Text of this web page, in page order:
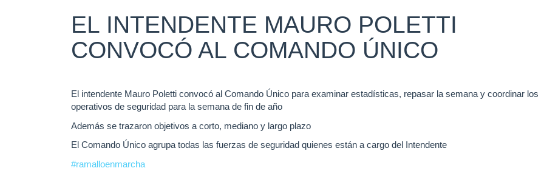
EL INTENDENTE MAURO POLETTI
CONVOCÓ AL COMANDO ÚNICO
El intendente Mauro Poletti convocó al Comando Único para examinar estadísticas, repasar la semana y coordinar los
operativos de seguridad para la semana de fin de año
Además se trazaron objetivos a corto, mediano y largo plazo
El Comando Único agrupa todas las fuerzas de seguridad quienes están a cargo del Intendente
#ramalloenmarcha